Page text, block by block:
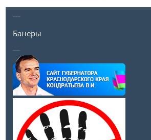
---
Банеры